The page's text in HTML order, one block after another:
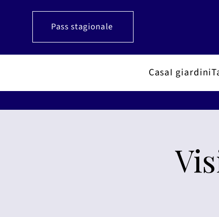
Pass stagionale
CasaI giardini